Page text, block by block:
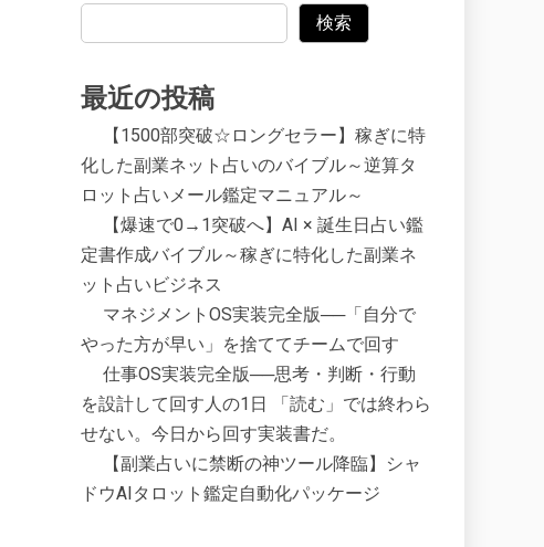
検索
最近の投稿
【1500部突破☆ロングセラー】稼ぎに特
化した副業ネット占いのバイブル～逆算タ
ロット占いメール鑑定マニュアル～
【爆速で0→1突破へ】AI × 誕生日占い鑑
定書作成バイブル～稼ぎに特化した副業ネ
ット占いビジネス
マネジメントOS実装完全版──「自分で
やった方が早い」を捨ててチームで回す
仕事OS実装完全版──思考・判断・行動
を設計して回す人の1日 「読む」では終わら
せない。今日から回す実装書だ。
【副業占いに禁断の神ツール降臨】シャ
ドウAIタロット鑑定自動化パッケージ